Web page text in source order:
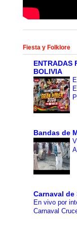
Fiesta y Folklore
ENTRADAS
BOLIVIA
Bandas de
Carnaval de
En vivo por
Carnaval